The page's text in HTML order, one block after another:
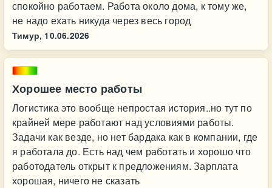
спокойно работаем. Работа около дома, к тому же,
не надо ехать никуда через весь город
Тимур, 10.06.2026
Хорошее место работы
Логистика это вообще непростая история..но тут по
крайней мере работают над условиями работы.
Задачи как везде, но нет бардака как в компании, где
я работала до. Есть над чем работать и хорошо что
работодатель открыт к предложениям. Зарплата
хорошая, ничего не сказать